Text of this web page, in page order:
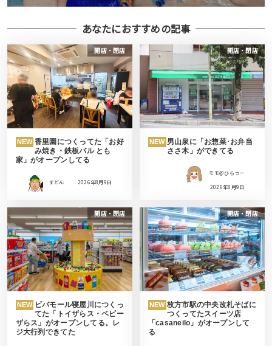
あなたにおすすめの記事
開店・閉店
NEW 香里園につくってた「お好
み焼き・鉄板バル とも
家」がオープンしてる
すどん 2026年8月9日
開店・閉店
NEW 男山泉に「お惣菜･お弁当
ささ木」ができてる
モモ＠ひらつー
2026年8月9日
開店・閉店
NEW ビバモール寝屋川につくっ
てた「トイザらス・ベビー
ザらス」がオープンしてる。レ
ジ大行列できてた
開店・閉店
NEW 枚方市駅の中央改札そばに
つくってたスイーツ店
「casaneilo」がオープンして
る